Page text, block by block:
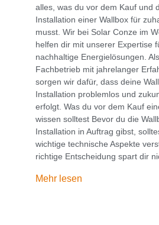
alles, was du vor dem Kauf und
Installation einer Wallbox für
musst. Wir bei Solar Conze im
helfen dir mit unserer Expertise
nachhaltige Energielösungen.
Fachbetrieb mit jahrelanger
sorgen wir dafür, dass deine
Installation problemlos und
erfolgt. Was du vor dem Kauf
wissen solltest Bevor du die
Installation in Auftrag gibst,
wichtige technische Aspekte
richtige Entscheidung spart dir
Mehr lesen